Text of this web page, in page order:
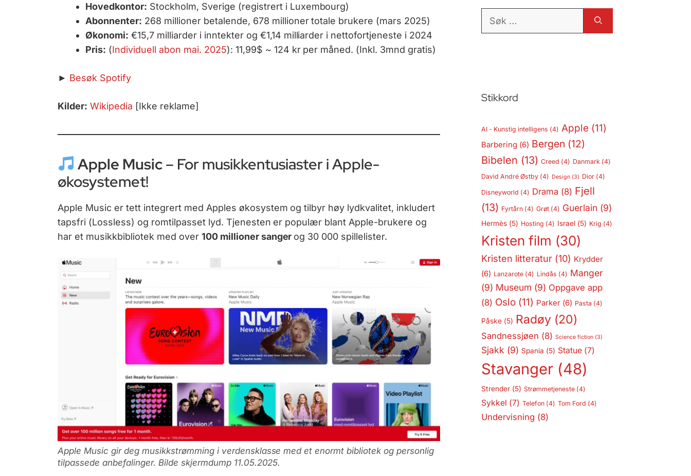
Hovedkontor: Stockholm, Sverige (registrert i Luxembourg)
Abonnenter: 268 millioner betalende, 678 millioner totale brukere (mars 2025)
Økonomi: €15,7 milliarder i inntekter og €1,14 milliarder i nettofortjeneste i 2024
Pris: (Individuell abon mai. 2025): 11,99$ ~ 124 kr per måned. (Inkl. 3mnd gratis)
► Besøk Spotify
Kilder: Wikipedia [Ikke reklame]
Apple Music– For musikkentusiaster i Apple-
økosystemet!
Apple Music er tett integrert med Apples økosystem og tilbyr høy lydkvalitet, inkludert
tapsfri (Lossless) og romtilpasset lyd. Tjenesten er populær blant Apple-brukere og
har et musikkbibliotek med over 100 millioner sanger og 30 000 spillelister.
Apple Music gir deg musikkstrømming i verdensklasse med et enormt bibliotek og personlig
tilpassede anbefalinger. Bilde skjermdump 11.05.2025.
Søk
Stikkord
AI - Kunstig intelligens (4) Apple (11)
Barbering (6) Bergen (12)
Bibelen (13) Creed (4) Danmark (4)
David André Østby(4) Design(3) Dior(4)
Disneyworld (4) Drama (8) Fjell
(13) Fyrtårn(4) Grøt(4) Guerlain (9)
Hermès(5) Hosting (4) Israel(5) Krig (4)
Kristen film (30)
Kristen litteratur(10) Krydder
(6) Lanzarote(4) Lindås (4) Manger
(9) Museum (9) Oppgave app
(8) Oslo(11) Parker(6) Pasta (4)
Påske(5) Radøy(20)
Sandnessjøen (8) Science fiction(3)
Sjakk (9) Spania (5) Statue(7)
Stavanger(48)
Strender(5) Strømmetjeneste(4)
Sykkel (7) Telefon(4) Tom Ford (4)
Undervisning (8)